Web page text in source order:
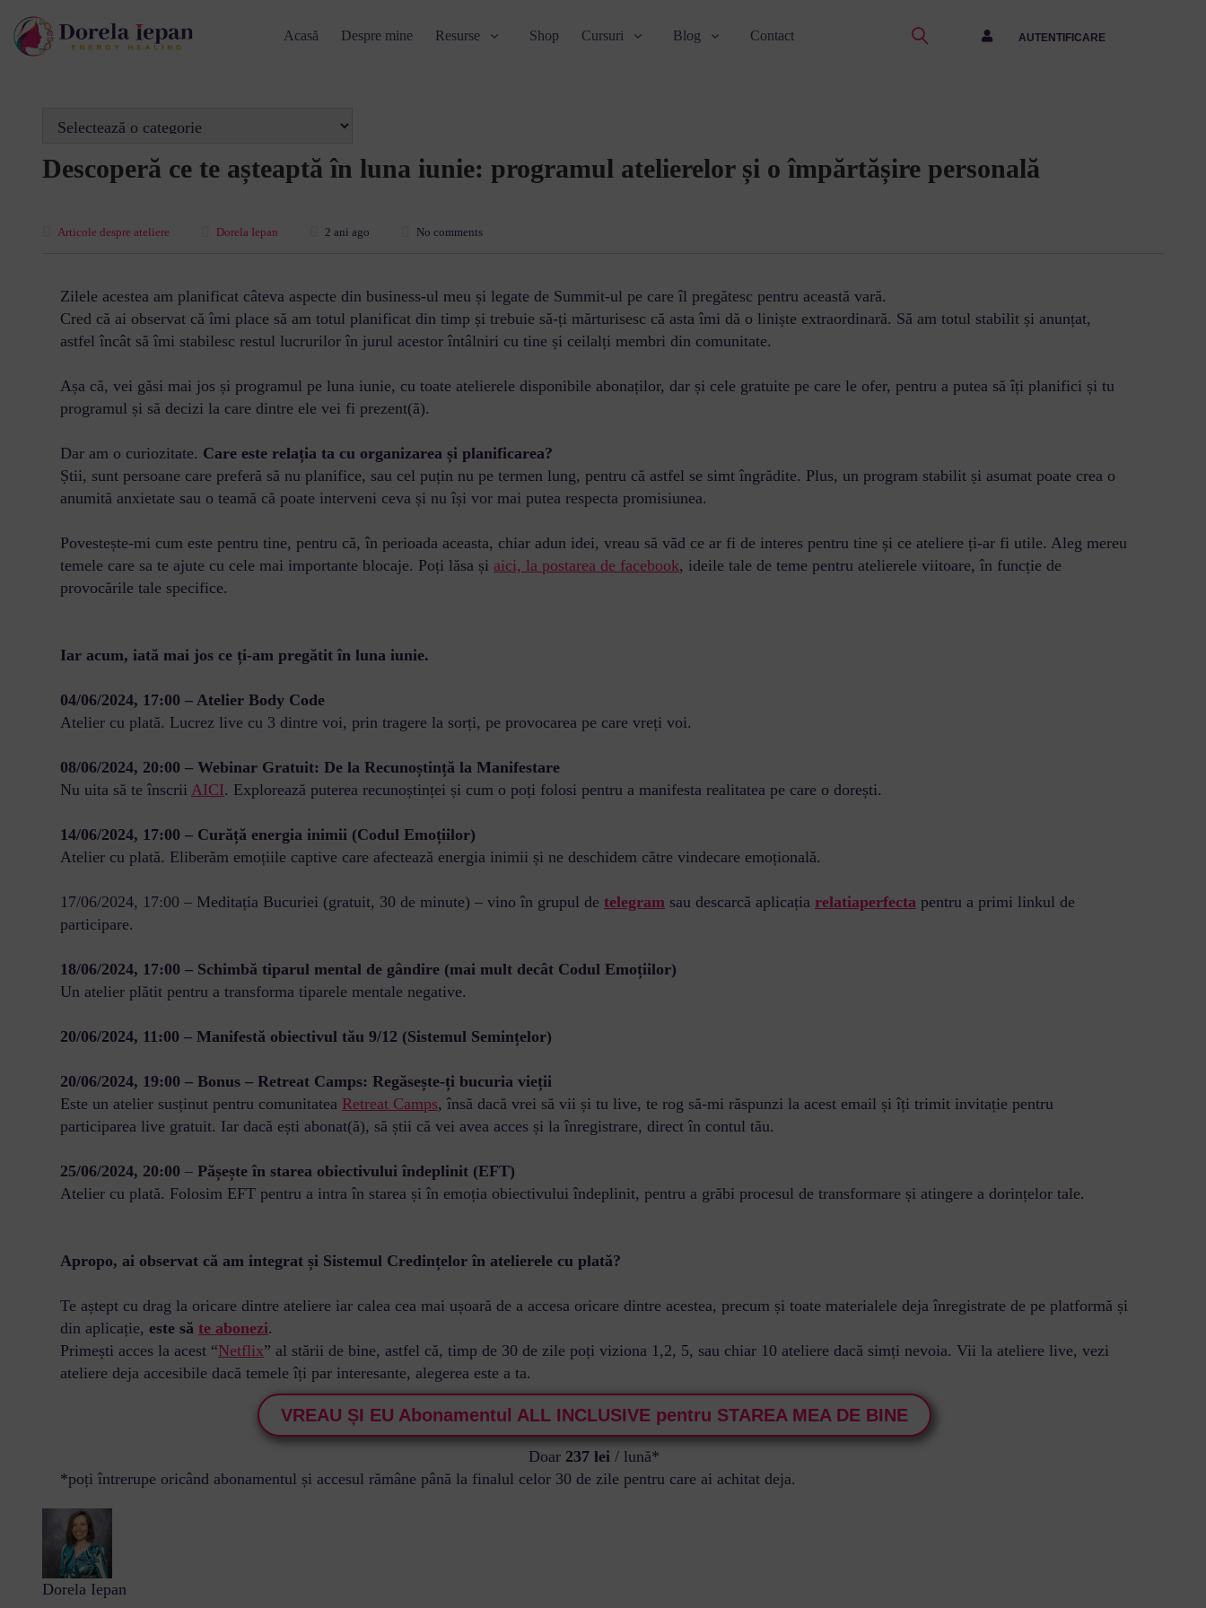
Acasă Despre mine Resurse Shop Cursuri Blog Contact AUTENTIFICARE
Descoperă ce te așteaptă în luna iunie: programul atelierelor și o împărtășire personală
Articole despre ateliere Dorela Iepan 2 ani ago No comments
Zilele acestea am planificat câteva aspecte din business-ul meu și legate de Summit-ul pe care îl pregătesc pentru această vară.
Cred că ai observat că îmi place să am totul planificat din timp și trebuie să-ți mărturisesc că asta îmi dă o liniște extraordinară. Să am totul stabilit și anunțat,
astfel încât să îmi stabilesc restul lucrurilor în jurul acestor întâlniri cu tine și ceilalți membri din comunitate.
Așa că, vei găsi mai jos și programul pe luna iunie, cu toate atelierele disponibile abonaților, dar și cele gratuite pe care le ofer, pentru a putea să îți planifici și tu
programul și să decizi la care dintre ele vei fi prezent(ă).
Dar am o curiozitate. Care este relația ta cu organizarea și planificarea?
Știi, sunt persoane care preferă să nu planifice, sau cel puțin nu pe termen lung, pentru că astfel se simt îngrădite. Plus, un program stabilit și asumat poate crea o
anumită anxietate sau o teamă că poate interveni ceva și nu își vor mai putea respecta promisiunea.
Povestește-mi cum este pentru tine, pentru că, în perioada aceasta, chiar adun idei, vreau să văd ce ar fi de interes pentru tine și ce ateliere ți-ar fi utile. Aleg mereu
temele care sa te ajute cu cele mai importante blocaje. Poți lăsa și aici, la postarea de facebook, ideile tale de teme pentru atelierele viitoare, în funcție de
provocările tale specifice.
Iar acum, iată mai jos ce ți-am pregătit în luna iunie.
04/06/2024, 17:00 – Atelier Body Code
Atelier cu plată. Lucrez live cu 3 dintre voi, prin tragere la sorți, pe provocarea pe care vreți voi.
08/06/2024, 20:00 – Webinar Gratuit: De la Recunoștință la Manifestare
Nu uita să te înscrii AICI. Explorează puterea recunoștinței și cum o poți folosi pentru a manifesta realitatea pe care o dorești.
14/06/2024, 17:00 – Curăță energia inimii (Codul Emoțiilor)
Atelier cu plată. Eliberăm emoțiile captive care afectează energia inimii și ne deschidem către vindecare emoțională.
17/06/2024, 17:00 – Meditația Bucuriei (gratuit, 30 de minute) – vino în grupul de telegram sau descarcă aplicația relatiaperfecta pentru a primi linkul de
participare.
18/06/2024, 17:00 – Schimbă tiparul mental de gândire (mai mult decât Codul Emoțiilor)
Un atelier plătit pentru a transforma tiparele mentale negative.
20/06/2024, 11:00 – Manifestă obiectivul tău 9/12 (Sistemul Semințelor)
20/06/2024, 19:00 – Bonus – Retreat Camps: Regăsește-ți bucuria vieții
Este un atelier susținut pentru comunitatea Retreat Camps, însă dacă vrei să vii și tu live, te rog să-mi răspunzi la acest email și îți trimit invitație pentru
participarea live gratuit. Iar dacă ești abonat(ă), să știi că vei avea acces și la înregistrare, direct în contul tău.
25/06/2024, 20:00 – Pășește în starea obiectivului îndeplinit (EFT)
Atelier cu plată. Folosim EFT pentru a intra în starea și în emoția obiectivului îndeplinit, pentru a grăbi procesul de transformare și atingere a dorințelor tale.
Apropo, ai observat că am integrat și Sistemul Credințelor în atelierele cu plată?
Te aștept cu drag la oricare dintre ateliere iar calea cea mai ușoară de a accesa oricare dintre acestea, precum și toate materialele deja înregistrate de pe platformă și
din aplicație, este să te abonezi.
Primești acces la acest “Netflix” al stării de bine, astfel că, timp de 30 de zile poți viziona 1,2, 5, sau chiar 10 ateliere dacă simți nevoia. Vii la ateliere live, vezi
ateliere deja accesibile dacă temele îți par interesante, alegerea este a ta.
VREAU ȘI EU Abonamentul ALL INCLUSIVE pentru STAREA MEA DE BINE
Doar 237 lei / lună*
*poți întrerupe oricând abonamentul și accesul rămâne până la finalul celor 30 de zile pentru care ai achitat deja.
Dorela Iepan